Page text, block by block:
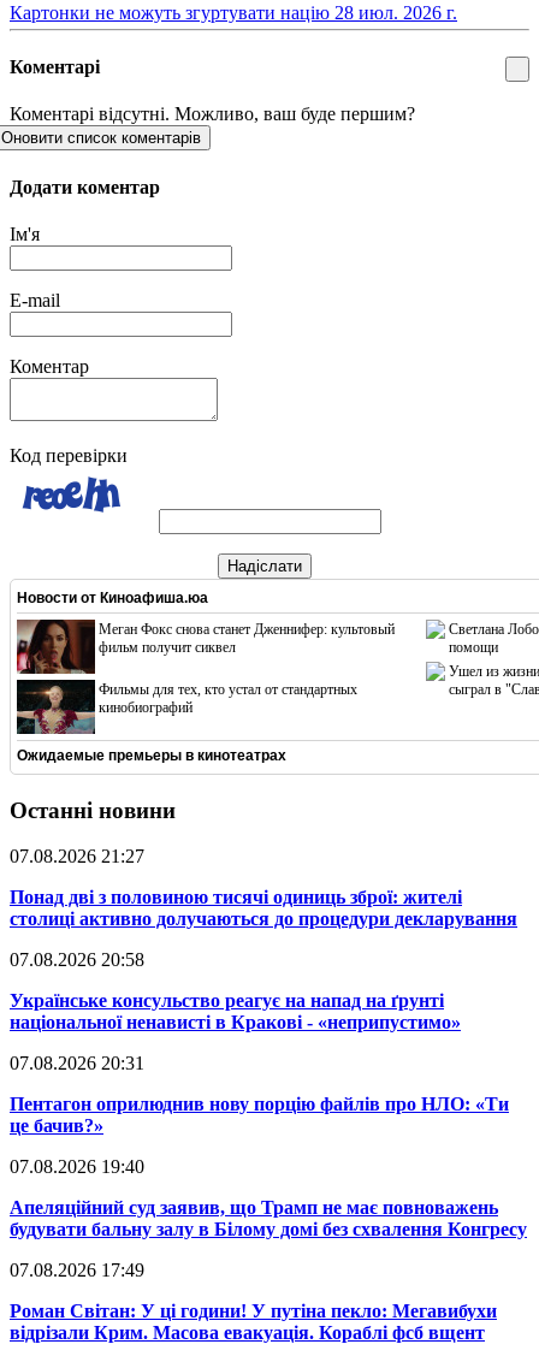
​Картонки не можуть згуртувати націю 28 июл. 2026 г.
Коментарі
Коментарі відсутні. Можливо, ваш буде першим?
Оновити список коментарів
Додати коментар
Ім'я
E-mail
Коментар
Код перевірки
Надіслати
Новости от Киноафиша.юа
Меган Фокс снова станет Дженнифер: культовый
фильм получит сиквел
Фильмы для тех, кто устал от стандартных
кинобиографий
Светлана
помощи
Ушел из жизни
сыграл в
Ожидаемые премьеры в кинотеатрах
Останні новини
07.08.2026 21:27
​Понад дві з половиною тисячі одиниць зброї: жителі
столиці активно долучаються до процедури декларування
07.08.2026 20:58
​Українське консульство реагує на напад на ґрунті
національної ненависті в Кракові - «неприпустимо»
07.08.2026 20:31
​Пентагон оприлюднив нову порцію файлів про НЛО: «Ти
це бачив?»
07.08.2026 19:40
​Апеляційний суд заявив, що Трамп не має повноважень
будувати бальну залу в Білому домі без схвалення Конгресу
07.08.2026 17:49
​Роман Світан: У ці години! У путіна пекло: Мегавибухи
відрізали Крим. Масова евакуація. Кораблі фсб вщент